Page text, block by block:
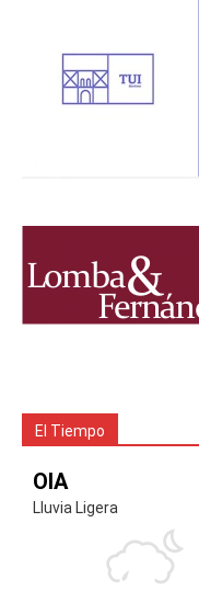
El Tiempo
OIA
Lluvia Ligera